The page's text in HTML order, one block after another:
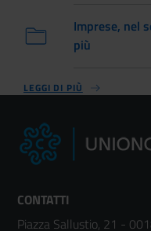
Imprese, nel
più
LEGGI DI PIÙ
CONTATTI
Piazza Sallustio, 21 -